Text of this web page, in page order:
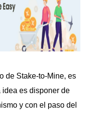
de Stake-to-Mine, es
idea es disponer de
y con el paso del